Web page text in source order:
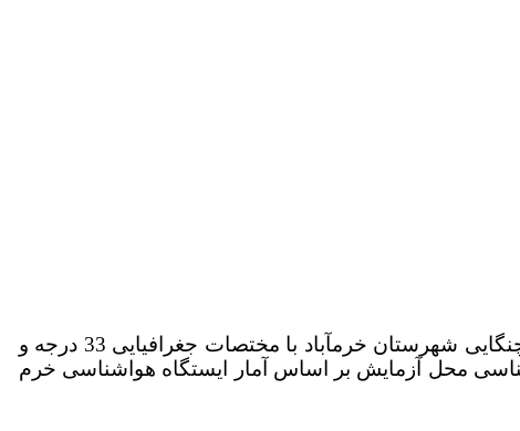
محل اجرای آزمایش، ایستگاه مرکز تحقیقات و آموزش کشاورزی و منابع طبیعی لرستان واقع در منطقه سراب چنگایی شهرستان خرم­آباد با مختصات جغرافیایی 33 درجه و
از سطح دریا بود­. مشخصات هواشناسی محل آزمایش بر اساس آمار ایستگاه هواشناسی خرم